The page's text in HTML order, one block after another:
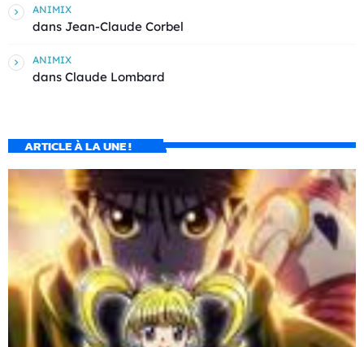
ANIMIX
dans Jean-Claude Corbel
ANIMIX
dans Claude Lombard
ARTICLE À LA UNE !